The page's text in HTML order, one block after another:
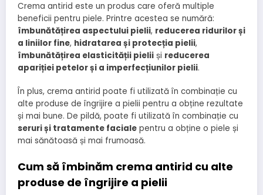
Crema antirid este un produs care oferă multiple
beneficii pentru piele. Printre acestea se numără:
îmbunătățirea aspectului pielii, reducerea ridurilor și
a liniilor fine, hidratarea și protecția pielii,
îmbunătățirea elasticității pielii și reducerea
apariției petelor și a imperfecțiunilor pielii.
În plus, crema antirid poate fi utilizată în combinație cu
alte produse de îngrijire a pielii pentru a obține rezultate
și mai bune. De pildă, poate fi utilizată în combinație cu
seruri și tratamente faciale pentru a obține o piele și
mai sănătoasă și mai frumoasă.
Cum să îmbinăm crema antirid cu alte
produse de îngrijire a pielii